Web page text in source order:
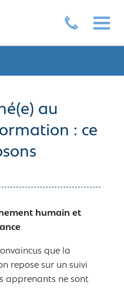
au
: ce
humain et
que la
repose sur un suivi
apprenants ne sont